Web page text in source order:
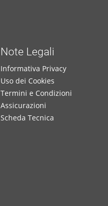
Note Legali
Informativa Privacy
Uso dei Cookies
Termini e Condizioni
Assicurazioni
Scheda Tecnica